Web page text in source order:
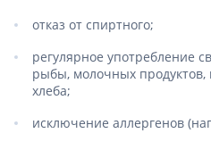
отказ от спиртного;
регулярное употребление
рыбы, молочных продуктов,
хлеба;
исключение аллергенов